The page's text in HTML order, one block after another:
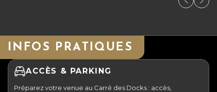
INFOS PRATIQUES
ACCÈS & PARKING
Préparez votre venue au Carré des Docks : accès,